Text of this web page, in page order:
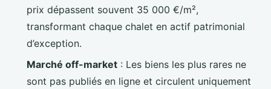
prix dépassent souvent 35 000 €/m²,
transformant chaque chalet en actif patrimonial
d’exception.
Marché off-market : Les biens les plus rares ne
sont pas publiés en ligne et circulent uniquement